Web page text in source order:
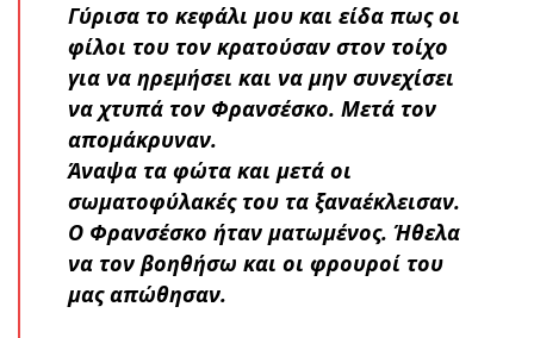
Γύρισα το κεφάλι μου και είδα πως οι
φίλοι του τον κρατούσαν στον τοίχο
για να ηρεμήσει και να μην συνεχίσει
να χτυπά τον Φρανσέσκο. Μετά τον
απομάκρυναν.
Άναψα τα φώτα και μετά οι
σωματοφύλακές του τα ξαναέκλεισαν.
Ο Φρανσέσκο ήταν ματωμένος. Ήθελα
να τον βοηθήσω και οι φρουροί του
μας απώθησαν.